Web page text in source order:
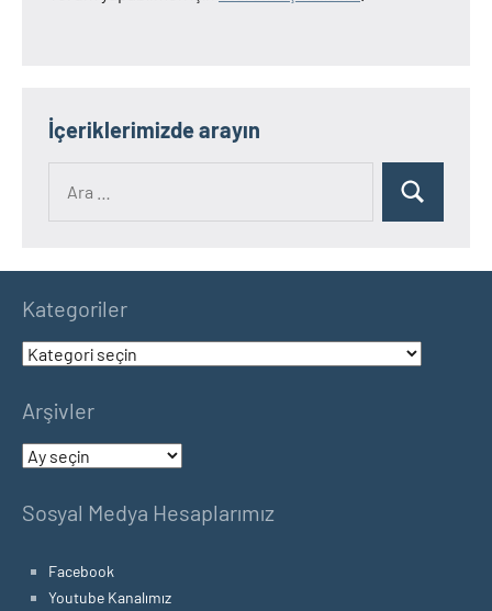
İçeriklerimizde arayın
Ara
Kategoriler
Kategoriler
Arşivler
Arşivler
Sosyal Medya Hesaplarımız
Facebook
Youtube Kanalımız